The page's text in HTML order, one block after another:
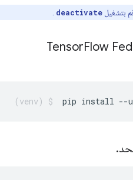
بتشغيل deactivate
Flow
pip install --
.